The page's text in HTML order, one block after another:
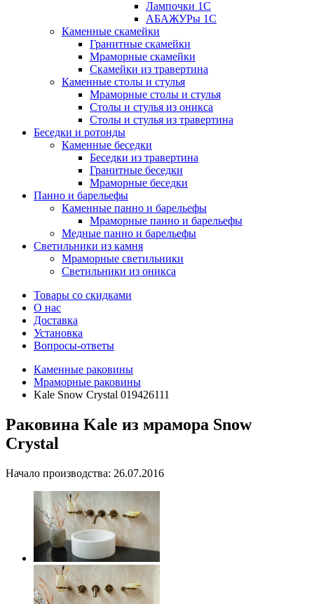
Лампочки 1С
АБАЖУРы 1С
Каменные скамейки
Гранитные скамейки
Мраморные скамейки
Скамейки из травертина
Каменные столы и стулья
Мраморные столы и стулья
Столы и стулья из оникса
Столы и стулья из травертина
Беседки и ротонды
Каменные беседки
Беседки из травертина
Гранитные беседки
Мраморные беседки
Панно и барельефы
Каменные панно и барельефы
Мраморные панно и барельефы
Медные панно и барельефы
Светильники из камня
Мраморные светильники
Светильники из оникса
Товары со скидками
О нас
Доставка
Установка
Вопросы-ответы
Каменные раковины
Мраморные раковины
Kale Snow Crystal 019426111
Раковина Kale из мрамора Snow
Crystal
Начало производства: 26.07.2016